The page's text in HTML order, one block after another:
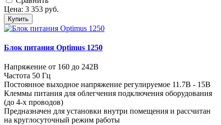
Цена: 3 353 руб.
Купить
Блок питания Optimus 1250
Напряжение от 160 до 242В
Частота 50 Гц
Постоянное выходное напряжение регулируемое 11.7В - 15В
Клеммы питания для облегчения подключения оборудования
(до 4-х проводов)
Предназначен для установки внутри помещения и рассчитан
на круглосуточный режим работы